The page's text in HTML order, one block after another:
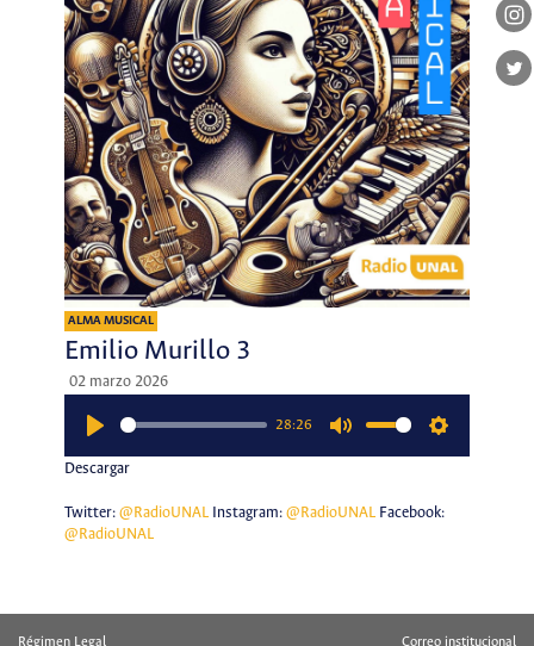
ALMA MUSICAL
Emilio Murillo 3
02 marzo 2026
28:26
Descargar
Twitter: @RadioUNALInstagram: @RadioUNALFacebook:
@RadioUNAL
Régimen Legal Correo institucional